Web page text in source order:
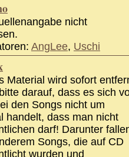
nicht
AngLee, Uschi
Material wird sofort
darauf, dass es sich
den Songs nicht um
handelt, dass man nicht
darf! Darunter
Songs, die auf CD
wurden und